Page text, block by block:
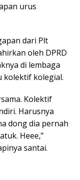
urus
dari Plt
oleh DPRD
di lembaga
kolektif kolegial.
Kolektif
Harusnya
dong dia pernah
Heee,”
santai.